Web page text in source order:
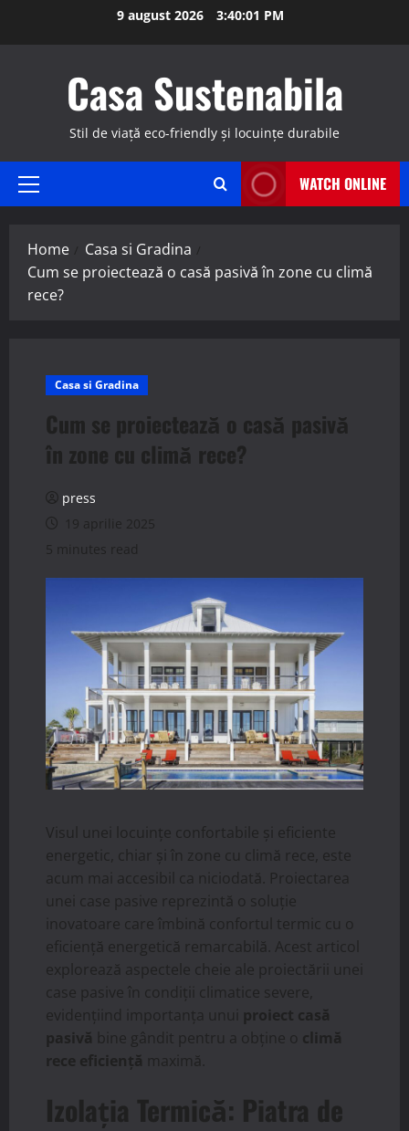
9 august 2026 3:40:02 PM
Casa Sustenabila
Stil de viață eco-friendly și locuințe durabile
Primary
WATCH ONLINE
Home
Casa si Gradina
Cum se proiectează o casă pasivă în zone cu climă
rece?
Casa si Gradina
Cum se proiectează o casă pasivă
în zone cu climă rece?
press
19 aprilie 2025
5 minutes read
Visul unei locuințe confortabile și eficiente
energetic, chiar și în zone cu climă rece, este
acum mai accesibil ca niciodată. Proiectarea
unei case pasive reprezintă o soluție
inovatoare care îmbină confortul termic cu o
eficiență energetică remarcabilă. Acest articol
explorează aspectele cheie ale proiectării unei
case pasive în condiții climatice severe,
evidențiind importanța unui proiect casă
pasivă bine gândit pentru a obține o climă
rece eficiență maximă.
Izolația Termică: Piatra de